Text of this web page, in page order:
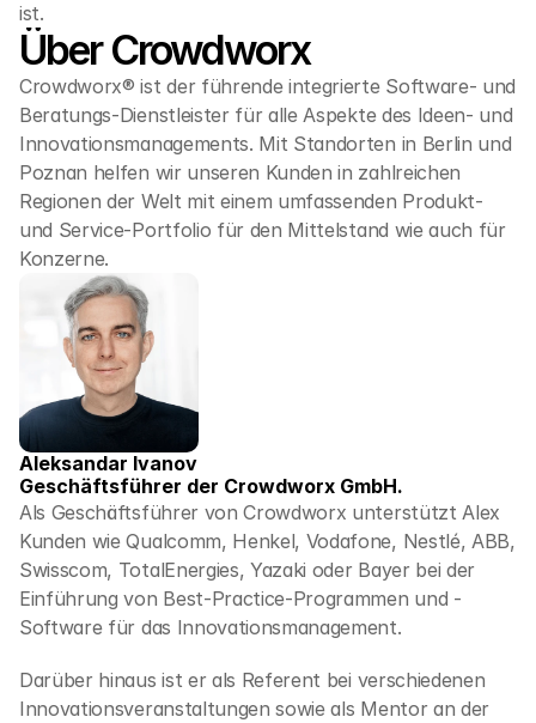
ist.
Über Crowdworx
Crowdworx® ist der führende integrierte Software- und
Beratungs-Dienstleister für alle Aspekte des Ideen- und
Innovationsmanagements. Mit Standorten in Berlin und
Poznan helfen wir unseren Kunden in zahlreichen
Regionen der Welt mit einem umfassenden Produkt-
und Service-Portfolio für den Mittelstand wie auch für
Konzerne.
Aleksandar Ivanov
Geschäftsführer der Crowdworx GmbH.
Als Geschäftsführer von Crowdworx unterstützt Alex
Kunden wie Qualcomm, Henkel, Vodafone, Nestlé, ABB,
Swisscom, TotalEnergies, Yazaki oder Bayer bei der
Einführung von Best-Practice-Programmen und -
Software für das Innovationsmanagement.
Darüber hinaus ist er als Referent bei verschiedenen
Innovationsveranstaltungen sowie als Mentor an der